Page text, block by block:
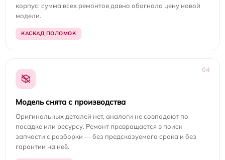
корпус: сумма всех ремонтов давно обогнала цену новой
модели.
КАСКАД ПОЛОМОК
04
Модель снята с производства
Оригинальных деталей нет, аналоги не совпадают по
посадке или ресурсу. Ремонт превращается в поиск
запчасти с разборки — без предсказуемого срока и без
гарантии на неё.